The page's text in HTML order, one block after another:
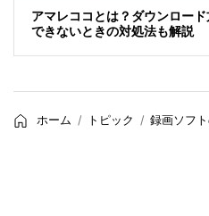
アマレココとは？ダウンロー
できないときの対処法も解説
ホーム トピック 録画ソフ